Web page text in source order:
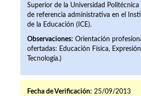
Superior de la Universidad
de referencia administrativa en el
de la Educación (ICE).
Observaciones: Orientación
ofertadas: Educación Física,
Tecnología.)
Fecha de Verificación: 25/09/2013